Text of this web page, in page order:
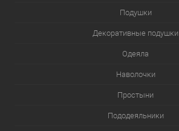
Подушки
Декоративные подушки
Одеяла
Наволочки
Простыни
Пододеяльники